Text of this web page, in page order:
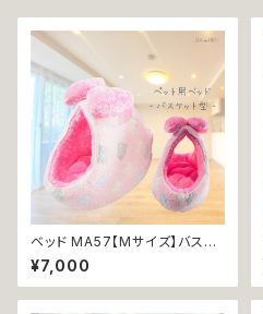
ベッド MA57【Mサイズ】バスケ
ット クッション ピンク 雲 犬 猫
ペット 服 リボン 秋冬 ふわ もこ
桃 空 ゆめかわ カラフル デコ 返
¥7,000